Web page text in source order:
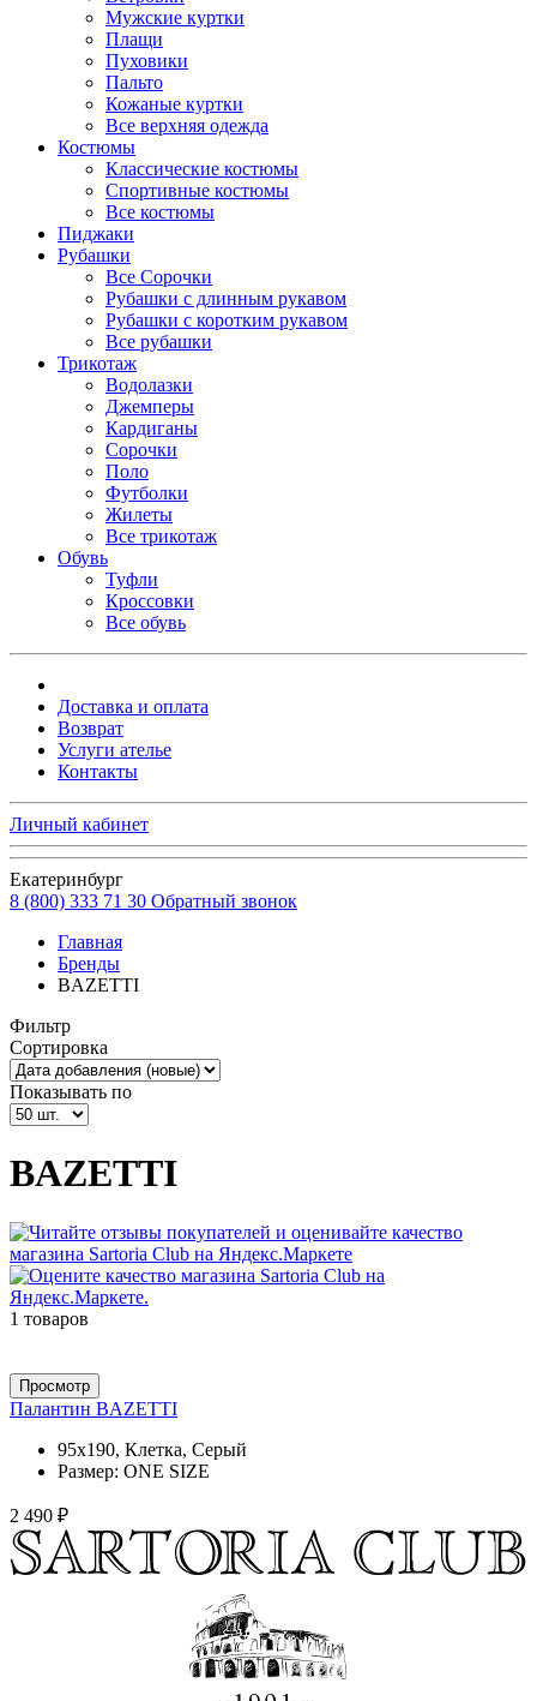
Мужские куртки
Плащи
Пуховики
Пальто
Кожаные куртки
Все верхняя одежда
Костюмы
Классические костюмы
Спортивные костюмы
Все костюмы
Пиджаки
Рубашки
Все Сорочки
Рубашки с длинным рукавом
Рубашки с коротким рукавом
Все рубашки
Трикотаж
Водолазки
Джемперы
Кардиганы
Сорочки
Поло
Футболки
Жилеты
Все трикотаж
Обувь
Туфли
Кроссовки
Все обувь
Доставка и оплата
Возврат
Услуги ателье
Контакты
Личный кабинет
Екатеринбург
8 (800) 333 71 30 Обратный звонок
Главная
Бренды
BAZETTI
Фильтр
Сортировка
Показывать по
BAZETTI
1 товаров
Просмотр
Палантин BAZETTI
95х190, Клетка, Серый
Размер: ONE SIZE
2 490 ₽